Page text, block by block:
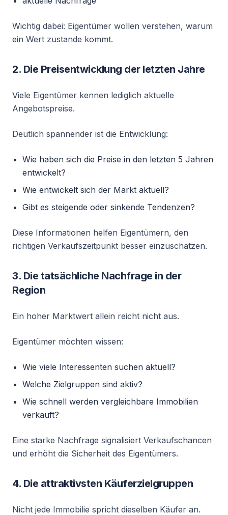
Wichtig dabei: Eigentümer wollen verstehen, warum
ein Wert zustande kommt.
2. Die Preisentwicklung der letzten Jahre
Viele Eigentümer kennen lediglich aktuelle
Angebotspreise.
Deutlich spannender ist die Entwicklung:
Wie haben sich die Preise in den letzten 5 Jahren
entwickelt?
Wie entwickelt sich der Markt aktuell?
Gibt es steigende oder sinkende Tendenzen?
Diese Informationen helfen Eigentümern, den
richtigen Verkaufszeitpunkt besser einzuschätzen.
3. Die tatsächliche Nachfrage in der
Region
Ein hoher Marktwert allein reicht nicht aus.
Eigentümer möchten wissen:
Wie viele Interessenten suchen aktuell?
Welche Zielgruppen sind aktiv?
Wie schnell werden vergleichbare Immobilien
verkauft?
Eine starke Nachfrage signalisiert Verkaufschancen
und erhöht die Sicherheit des Eigentümers.
4. Die attraktivsten Käuferzielgruppen
Nicht jede Immobilie spricht dieselben Käufer an.